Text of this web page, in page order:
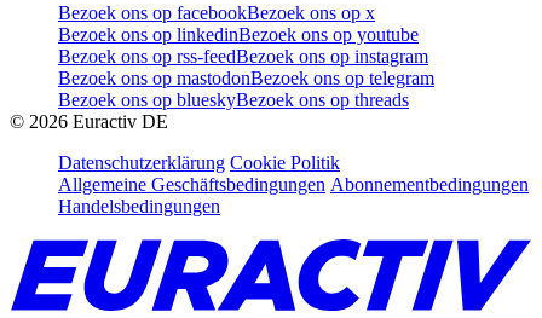
Bezoek ons op facebookBezoek ons op x
Bezoek ons op linkedinBezoek ons op youtube
Bezoek ons op rss-feedBezoek ons op instagram
Bezoek ons op mastodonBezoek ons op telegram
Bezoek ons op blueskyBezoek ons op threads
© 2026 Euractiv DE
Datenschutzerklärung Cookie Politik
Allgemeine Geschäftsbedingungen Abonnementbedingungen
Handelsbedingungen